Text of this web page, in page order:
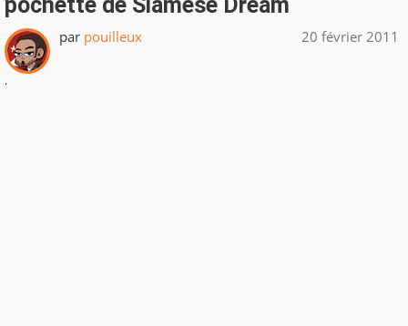
par pouilleux 20 février 2011
.